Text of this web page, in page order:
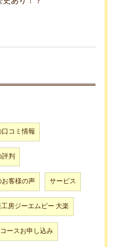
口コミ情報
評判
お客様の声 サービス
房ジーエムピー 大楽
コースお申し込み